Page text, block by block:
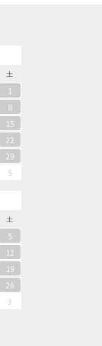
土
1
8
15
22
29
5
土
5
12
19
26
3